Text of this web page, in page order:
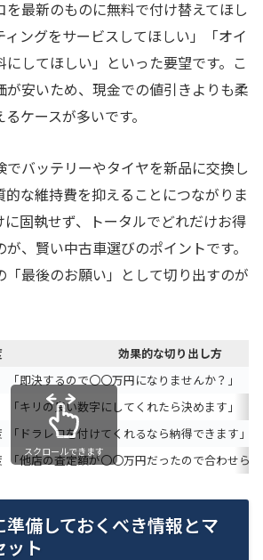
最新のものに無料で付け替えてほし
ィングをサービスしてほしい」「オイ
してほしい」といった要望です。こ
が安いため、現金での値引きよりも柔
ケースが多いです。
でバッテリーやタイヤを新品に交換し
的な維持費を抑えることにつながりま
に固執せず、トータルでどれだけお得
、賢い中古車選びのポイントです。
「最後のお願い」として切り出すのが
効果的な切り出し方
「即決するので〇〇万円になりませんか？」
「キリの良い数字にしてくれたら決めます」
「ドラレコを付けてくれるなら納得できます」
「他店の査定額が〇〇万円だったので合わせら
スクロールできます
準備しておくべき情報とマ
ット